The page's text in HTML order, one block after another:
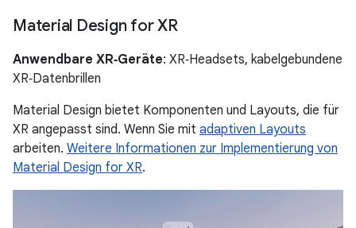
Material Design for XR
Anwendbare XR‑Geräte: XR‑Headsets, kabelgebundene
XR‑Datenbrillen
Material Design bietet Komponenten und Layouts, die für
XR angepasst sind. Wenn Sie mit adaptiven Layouts
arbeiten. Weitere Informationen zur Implementierung von
Material Design for XR.